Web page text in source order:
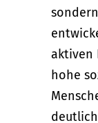
aktiven
hohe